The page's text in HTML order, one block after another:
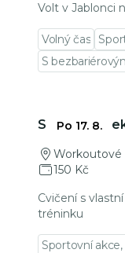
Volt v Jablonci
Volný čas
S
Skupinová
Workoutové
150 Kč
Cvičení s
tréninku
Sportovní
Po 17. 8.